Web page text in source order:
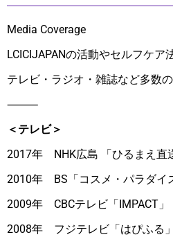
Media Coverage
LCICIJAPANの活動やセルフケア
テレビ・ラジオ・雑誌など多数
⸻
＜テレビ＞
2017年 NHK広島 「ひるまえ直
2010年 BS「コスメ・パラダイ
2009年 CBCテレビ「IMPACT」
2008年 フジテレビ「はぴふる」